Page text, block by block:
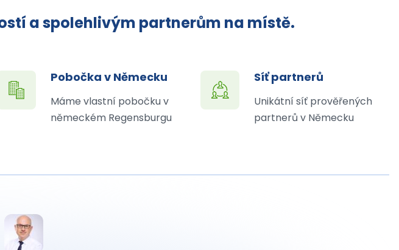
a spolehlivým partnerům na místě.
Pobočka v Německu
Máme vlastní pobočku v
německém Regensburgu
Síť partnerů
Unikátní síť prověřených
partnerů v Německu